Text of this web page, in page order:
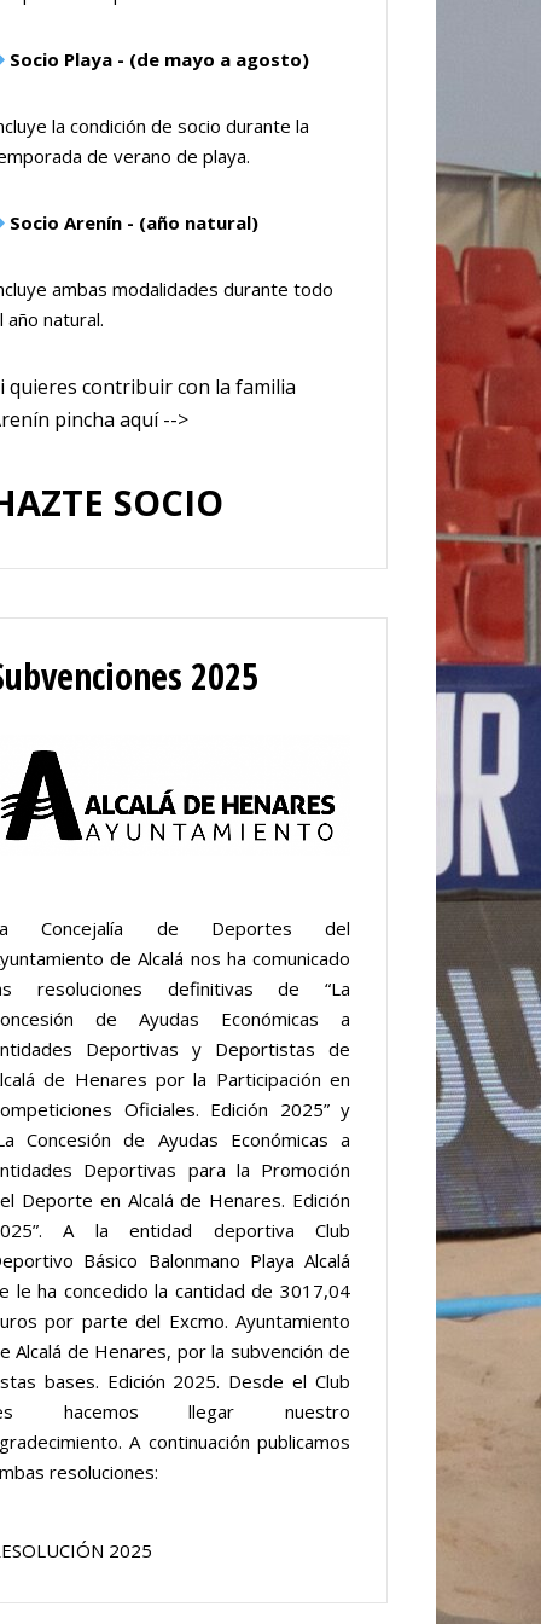
Socio Playa - (de mayo a agosto)
la condición de socio durante la
de verano de playa.
Socio Arenín - (año natural)
ambas modalidades durante todo
año natural.
quieres contribuir con la familia
pincha aquí -->
SOCIO
2025
Concejalía de Deportes del
de Alcalá nos ha comunicado
resoluciones definitivas de “La
de Ayudas Económicas a
Deportivas y Deportistas de
de Henares por la Participación en
Oficiales. Edición 2025” y
Concesión de Ayudas Económicas a
Deportivas para la Promoción
Deporte en Alcalá de Henares. Edición
A la entidad deportiva Club
Básico Balonmano Playa Alcalá
le ha concedido la cantidad de 3017,04
por parte del Excmo. Ayuntamiento
Alcalá de Henares, por la subvención de
bases. Edición 2025. Desde el Club
hacemos llegar nuestro
A continuación publicamos
resoluciones:
2025